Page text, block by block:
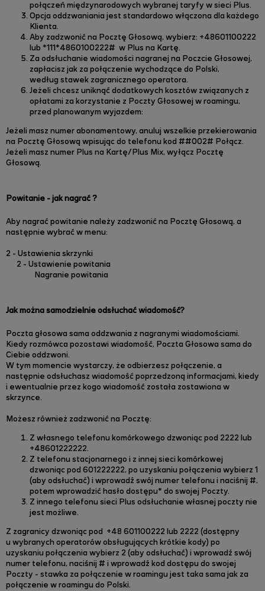
połączeń międzynarodowych wybranej taryfy w sieci Plus.
Opcja oddzwaniania jest standardowo włączona dla każdego
Klienta.
Aby zadzwonić na Pocztę Głosową, wybierz: +48601100222
lub *111*4860100222# w Plus na Kartę.
Za odsłuchanie wiadomości nagranej na Poczcie Głosowej,
zapłacisz jak za połączenie wychodzące do Polski,
według stawek zagranicznego operatora.
Jeżeli chcesz uniknąć dodatkowych kosztów związanych z
opłatami za korzystanie z Poczty Głosowej w roamingu,
przed planowanym wyjazdem:
Jeżeli masz numer abonamentowy, anuluj wszelkie przekierowania
na Pocztę Głosową wpisując do telefonu kod ##002# Połącz.
Jeżeli masz numer Plus na Kartę/Plus Mix, wyłącz Pocztę
Głosową.
Powitanie - jak nagrać ?
Aby nagrać powitanie należy zadzwonić na Pocztę Głosową, a
następnie wybrać w menu:
2 - Ustawienia skrzynki
2 - Ustawienie powitania
Nagranie powitania
Jak można samodzielnie odsłuchać wiadomość?
Poczta głosowa sama oddzwania z nagranymi wiadomościami.
Kiedy rozmówca pozostawi wiadomość, Poczta Głosowa sama do
Ciebie oddzwoni.
W tym momencie wystarczy, że odbierzesz połączenie, a
następnie odsłuchasz wiadomość poprzedzoną informacjami, kiedy
i ewentualnie przez kogo wiadomość została zostawiona w
skrzynce.
Możesz również zadzwonić na Pocztę:
Z własnego telefonu komórkowego dzwoniąc pod 2222 lub
+48601222222.
Z telefonu stacjonarnego i z innej sieci komórkowej
dzwoniąc pod 601222222, po uzyskaniu połączenia wybierz 1
(aby odsłuchać) i wprowadź swój numer telefonu i naciśnij #,
potem wprowadzić hasło dostępu* do swojej Poczty.
Z innego telefonu sieci Plus odsłuchanie własnej poczty nie
jest możliwe.
Z zagranicy dzwoniąc pod +48 601100222 lub 2222 (dostępny
u wybranych operatorów obsługujących krótkie kody) po
uzyskaniu połączenia wybierz 2 (aby odsłuchać) i wprowadź swój
numer telefonu, naciśnij # i wprowadź kod dostępu do swojej
Poczty - stawka za połączenie w roamingu jest taka sama jak za
połączenie w roamingu do Polski.